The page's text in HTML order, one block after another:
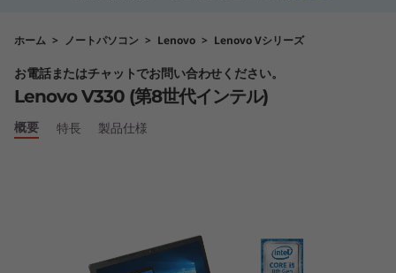
o
V
3
ホーム > ノートパソコン > Lenovo > Lenovo Vシリーズ
お電話またはチャットでお問い合わせください。
Lenovo V330 (第8世代インテル)
概要 特長 製品仕様